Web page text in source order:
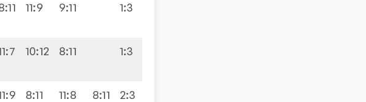
11:9 9:11 1:3
10:12 8:11 1:3
8:11 11:8 8:11 2:3